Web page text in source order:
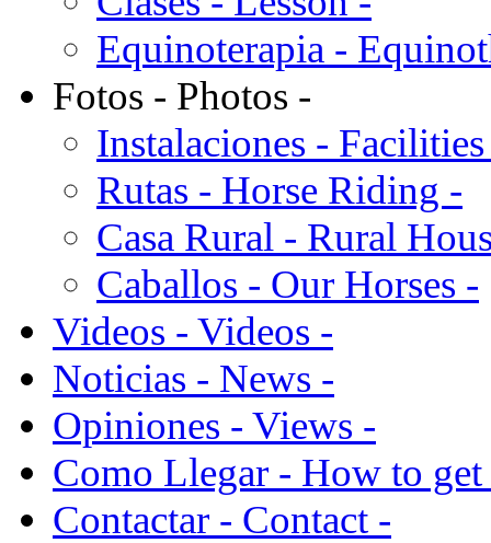
Equinoterapia -
Fotos - Photos -
Instalaciones -
Rutas - Horse Riding -
Casa Rural - Rural
Caballos - Our Horses -
Videos - Videos -
Noticias - News -
Opiniones - Views -
Como Llegar - How to get
Contactar - Contact -